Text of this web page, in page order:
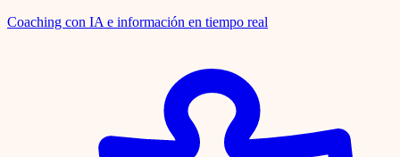
Coaching con IA e información en tiempo real